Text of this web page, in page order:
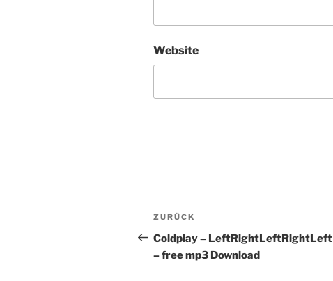
Website
Beitragsnavigation
Vorheriger
Beitrag
ZURÜCK
Coldplay – LeftRightLeftRightLeft
– free mp3 Download